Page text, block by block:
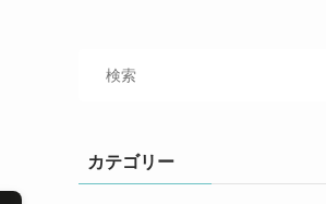
カテゴリー